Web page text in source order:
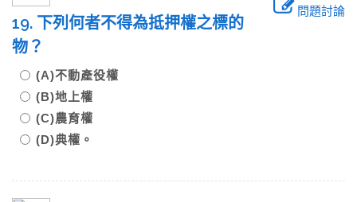
問題討論
19. 下列何者不得為抵押權之標的
物？
(A)不動產役權
(B)地上權
(C)農育權
(D)典權。